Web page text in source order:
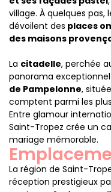
village. À quelques pas,
dévoilent des places
des maisons
La citadelle, perchée
panorama exceptionnel
de Pampelonne,
comptent parmi les
Entre glamour
Saint-Tropez crée un
mariage mémorable.
La région de Saint-
réception prestigieux